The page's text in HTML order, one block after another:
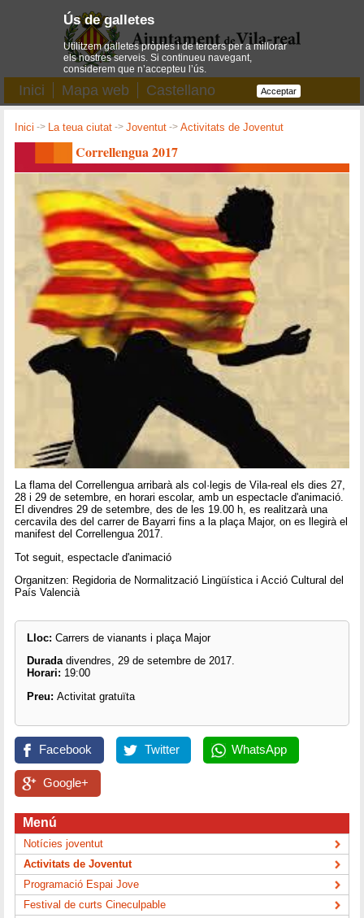
Inici Mapa web Castellano
Inici -> La teua ciutat ->Joventut ->Activitats de Joventut
Correllengua 2017
La flama del Correllengua arribarà als col·legis de Vila-real els dies 27,
28 i 29 de setembre, en horari escolar, amb un espectacle d'animació.
El divendres 29 de setembre, des de les 19.00 h, es realitzarà una
cercavila des del carrer de Bayarri fins a la plaça Major, on es llegirà el
manifest del Correllengua 2017.
Tot seguit, espectacle d'animació
Organitzen: Regidoria de Normalització Lingüística i Acció Cultural del
País Valencià
Lloc: Carrers de vianants i plaça Major
Durada divendres, 29 de setembre de 2017.
Horari: 19:00
Preu: Activitat gratuïta
Facebook Twitter WhatsApp
Google+
Menú
Notícies joventut
Activitats de Joventut
Programació Espai Jove
Festival de curts Cineculpable
Ús de galletes
Utilitzem galletes pròpies i de tercers per a millorar
els nostres serveis. Si continueu navegant,
considerem que n’accepteu l’ús.
Acceptar